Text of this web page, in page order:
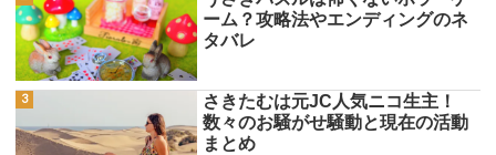
ーム？攻略法やエンディングのネ
タバレ
さきたむは元JC人気ニコ生主！
数々のお騒がせ騒動と現在の活動
まとめ